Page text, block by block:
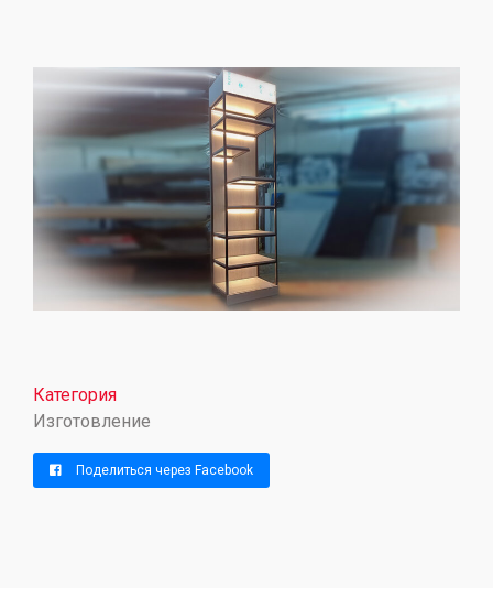
Категория
Изготовление
Поделиться через Facebook